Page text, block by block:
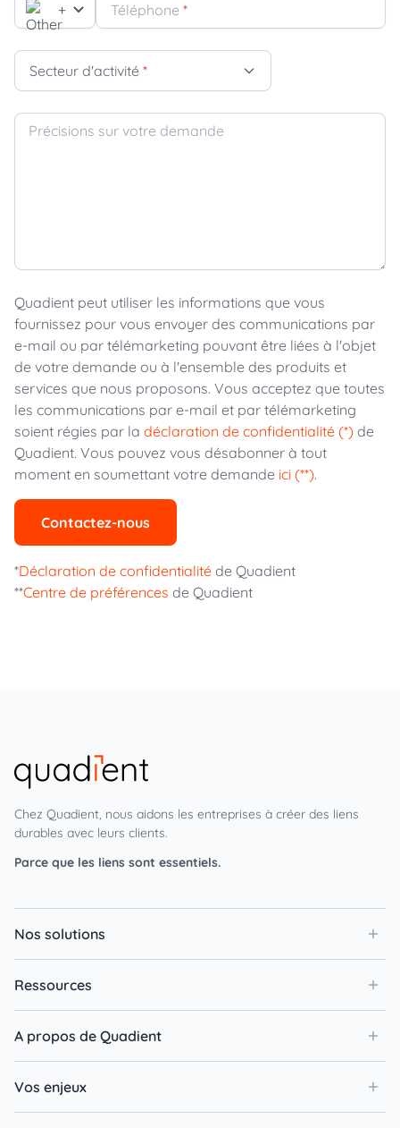
+ Téléphone *
Secteur d'activité *
Précisions sur votre demande
Quadient peut utiliser les informations que vous
fournissez pour vous envoyer des communications par
e-mail ou par télémarketing pouvant être liées à l'objet
de votre demande ou à l'ensemble des produits et
services que nous proposons. Vous acceptez que toutes
les communications par e-mail et par télémarketing
soient régies par la déclaration de confidentialité (*) de
Quadient. Vous pouvez vous désabonner à tout
moment en soumettant votre demande ici (**).
Contactez-nous
*Déclaration de confidentialité de Quadient
**Centre de préférences de Quadient
Chez Quadient, nous aidons les entreprises à créer des liens
durables avec leurs clients.
Parce que les liens sont essentiels.
Nos solutions
Ressources
A propos de Quadient
Vos enjeux